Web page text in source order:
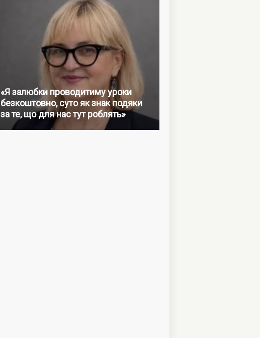
«Я залюбки проводитиму уроки
безкоштовно, суто як знак подяки
за те, що для нас тут роблять»